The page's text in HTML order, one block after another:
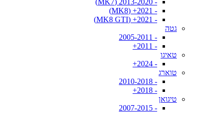
- 2013-2020 (MK7)
- 2021+ (MK8)
- 2021+ (MK8 GTI)
גטה
- 2005-2011
- 2011+
טאיגו
- 2024+
טוארג
- 2010-2018
- 2018+
טיגואן
- 2007-2015